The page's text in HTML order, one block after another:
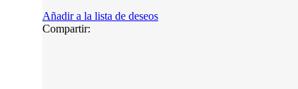
Añadir a la lista de deseos
Compartir: